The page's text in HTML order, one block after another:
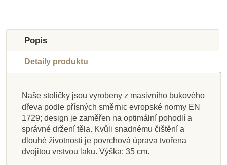
Nedostupné
Nienhuis - Kulatý stůl
žlutý (115 x 59 cm)
Nedostupné
Nienhuis - Stolička
pro nejmenší (34,5 x
23,5 x 26 cm)
Skladem
Nienhuis - Stojan pro
Zelené tabule
Skladem u
dodavatele
Nienhuis - Komoda
na puzzle - mapy
Skladem u
dodavatele
Nienhuis - Židle A1 -
oranžová (26 cm)
Skladem u
dodavatele
Nienhuis - Stojan na
puzzle - mapy
Nedostupné
Nienhuis - Stůl pro
skupinu žlutý (120 x
80 x 59 cm)
Skladem
Nienhuis - Stojan na
zapínací rámy
Popis
Detaily produktu
Naše stoličky jsou vyrobeny z masivního bukového
dřeva podle přísných směrnic evropské normy EN
1729; design je zaměřen na optimální pohodlí a
správné držení těla. Kvůli snadnému čištění a
dlouhé životnosti je povrchová úprava tvořena
dvojitou vrstvou laku. Výška: 35 cm.